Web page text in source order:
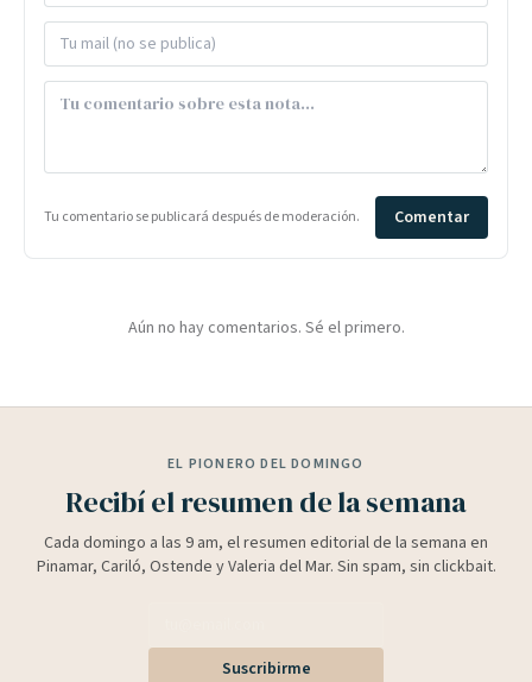
Tu comentario se publicará después de moderación. Comentar
Aún no hay comentarios. Sé el primero.
EL PIONERO DEL DOMINGO
Recibí el resumen de la semana
Cada domingo a las 9 am, el resumen editorial de la semana en
Pinamar, Cariló, Ostende y Valeria del Mar. Sin spam, sin clickbait.
Suscribirme